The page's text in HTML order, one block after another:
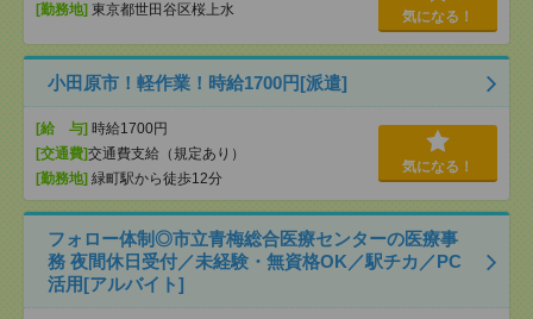
[勤務地] 東京都世田谷区桜上水 気になる！
小田原市！軽作業！時給1700円[派遣]
[給 与] 時給1700円
[交通費]交通費支給（規定あり）
[勤務地] 緑町駅から徒歩12分
気になる！
フォロー体制◎市立青梅総合医療センターの医療事
務 夜間休日受付／未経験・無資格OK／駅チカ／PC
活用[アルバイト]